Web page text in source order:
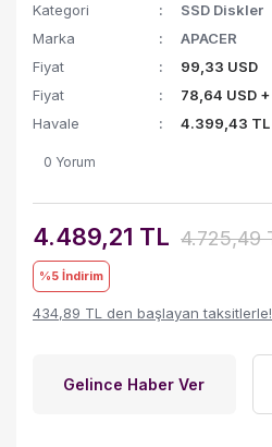
Kategori
SSD Diskler
Marka
APACER
Fiyat
99,33 USD
Fiyat
78,64 USD +
Havale
4.399,43
0 Yorum
4.489,21 TL 4.725,49
%5 İndirim
434,89 TL den başlayan
Gelince Haber Ver